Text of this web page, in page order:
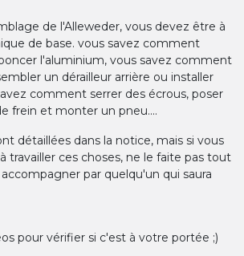
de l'Alleweder, vous devez être à
de base. vous savez comment
l'aluminium, vous savez comment
un dérailleur arrière ou installer
comment serrer des écrous, poser
frein et monter un pneu....
détaillées dans la notice, mais si vous
travailler ces choses, ne le faite pas tout
par quelqu'un qui saura
pour vérifier si c'est à votre portée ;)